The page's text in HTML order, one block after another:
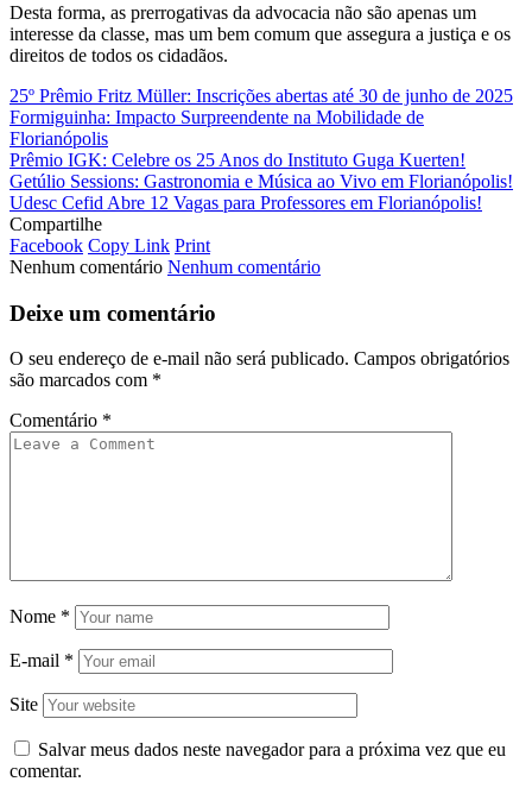
Desta forma, as prerrogativas da advocacia não são apenas um
interesse da classe, mas um bem comum que assegura a justiça e os
direitos de todos os cidadãos.
25º Prêmio Fritz Müller: Inscrições abertas até 30 de junho de 2025
Formiguinha: Impacto Surpreendente na Mobilidade de
Florianópolis
Prêmio IGK: Celebre os 25 Anos do Instituto Guga Kuerten!
Getúlio Sessions: Gastronomia e Música ao Vivo em Florianópolis!
Udesc Cefid Abre 12 Vagas para Professores em Florianópolis!
Compartilhe
Facebook Copy Link Print
Nenhum comentário Nenhum comentário
Deixe um comentário
O seu endereço de e-mail não será publicado. Campos obrigatórios
são marcados com *
Comentário *
Nome *
E-mail *
Site
Salvar meus dados neste navegador para a próxima vez que eu
comentar.